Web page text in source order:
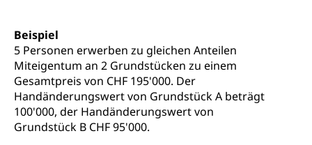
Beispiel
5 Personen erwerben zu gleichen Anteilen
Miteigentum an 2 Grundstücken zu einem
Gesamtpreis von CHF 195'000. Der
Handänderungswert von Grundstück A beträgt
100'000, der Handänderungswert von
Grundstück B CHF 95'000.
internationale Erschöpfung, Preisabsprache, Kartell,
Cassis-deDijon-Prinzip
Lebensmittelkontrolle und
Verbraucherschutz
Krankenversicherung
Unfallversicherung, Berufsunfallversicherung,
Krankheit, Unfall, Prämienverbilligung,
Krankenkasse